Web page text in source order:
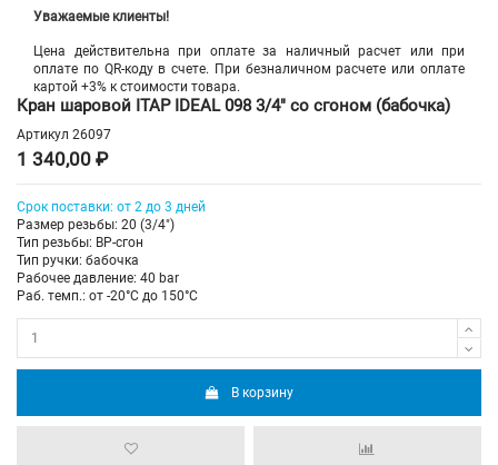
Уважаемые клиенты!
Цена действительна при оплате за наличный расчет или при
оплате по QR-коду в счете. При безналичном расчете или оплате
картой +3% к стоимости товара.
Кран шаровой ITAP IDEAL 098 3/4" со сгоном (бабочка)
Артикул 26097
1 340,00 ₽
Срок поставки: от 2 до 3 дней
Размер резьбы: 20 (3/4")
Тип резьбы: ВР-сгон
Тип ручки: бабочка
Рабочее давление: 40 bar
Раб. темп.: от -20°C до 150°C
В корзину